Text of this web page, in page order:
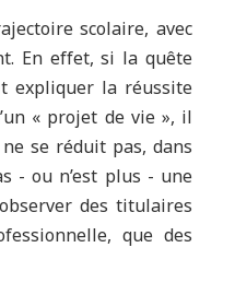
scolaire, avec
En effet, si la quête
expliquer la réussite
« projet de vie », il
se réduit pas, dans
- ou n’est plus - une
des titulaires
que des